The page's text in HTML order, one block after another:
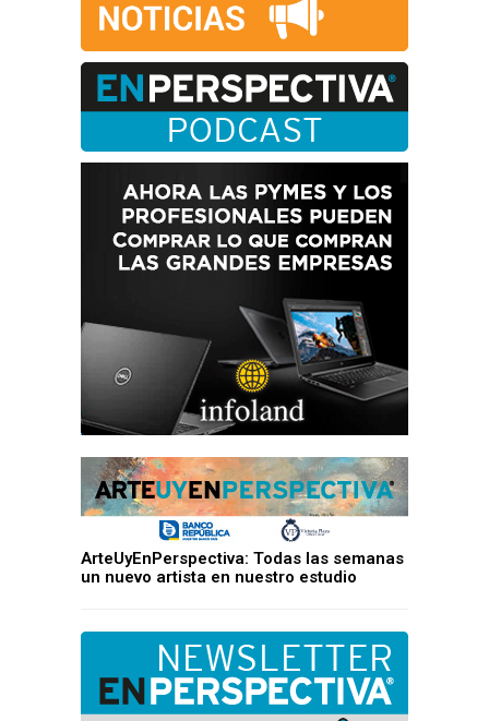
ArteUyEnPerspectiva: Todas las semanas
un nuevo artista en nuestro estudio